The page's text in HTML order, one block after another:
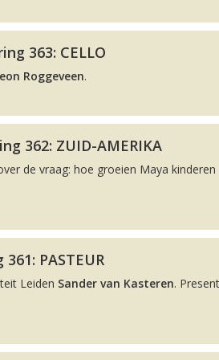
363: CELLO
Roggeveen.
362: ZUID-AMERIKA
de vraag: hoe groeien Maya kinderen
PASTEUR
Leiden Sander van Kasteren.